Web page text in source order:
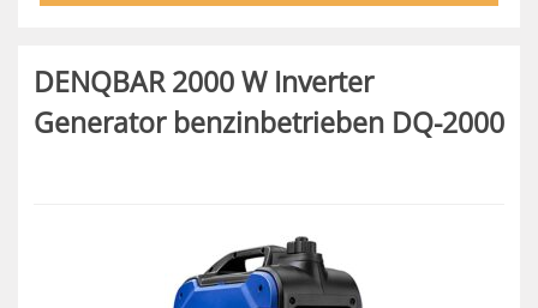
DENQBAR 2000 W Inverter
Generator benzinbetrieben DQ-2000